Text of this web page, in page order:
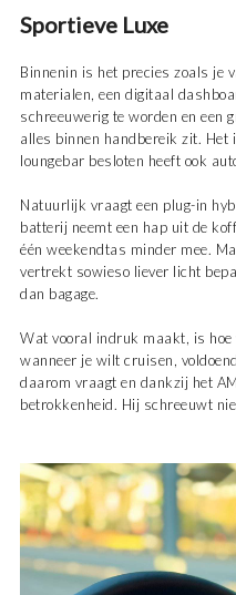
Sportieve Luxe
Binnenin is het precies zoals je
materialen, een digitaal
schreeuwerig te worden en een
alles binnen handbereik zit.
loungebar besloten heeft ook
Natuurlijk vraagt een plug-in
batterij neemt een hap uit de
één weekendtas minder mee.
vertrekt sowieso liever licht
dan bagage.
Wat vooral indruk maakt, is
wanneer je wilt cruisen,
daarom vraagt en dankzij het
betrokkenheid. Hij schreeuwt